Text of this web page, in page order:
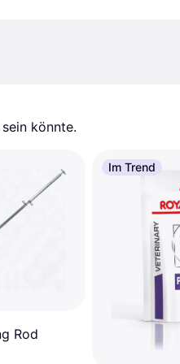
könnte.
Rod
Im Trend